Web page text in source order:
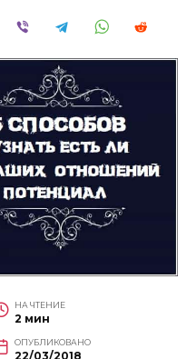
НА ЧТЕНИЕ
2 мин
ОПУБЛИКОВАНО
22/03/2018